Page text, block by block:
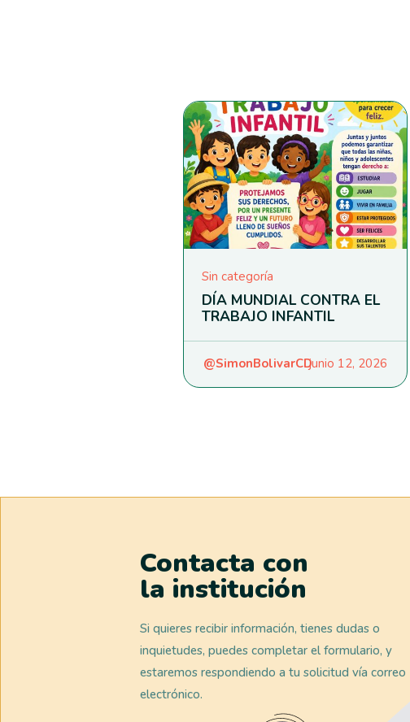
Sin categoría
DÍA MUNDIAL CONTRA EL
TRABAJO INFANTIL
@SimonBolivarCDjunio 12, 2026
Contacta con
la institución
Si quieres recibir información, tienes dudas o
inquietudes, puedes completar el formulario, y
estaremos respondiendo a tu solicitud vía correo
electrónico.